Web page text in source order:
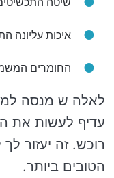
שיטה
איכות עליונה
החומרים
לאלה ש מנסה
עדיף לעשות את
רוכש. זה יעזור
הטובים ביותר.